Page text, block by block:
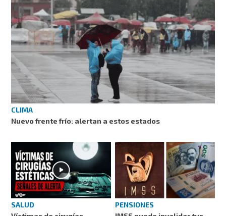
CLIMA
Nuevo frente frío: alertan a estos estados
SALUD
PENSIONES